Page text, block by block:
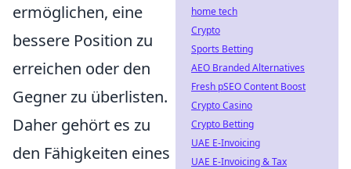
ermöglichen, eine
bessere Position zu
erreichen oder den
Gegner zu überlisten.
Daher gehört es zu
den Fähigkeiten eines
home tech
Crypto
Sports Betting
AEO Branded Alternatives
Fresh pSEO Content Boost
Crypto Casino
Crypto Betting
UAE E-Invoicing
UAE E-Invoicing & Tax